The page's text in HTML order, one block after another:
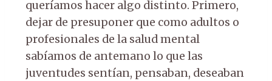
queríamos hacer algo distinto. Primero,
dejar de presuponer que como adultos o
profesionales de la salud mental
sabíamos de antemano lo que las
juventudes sentían, pensaban, deseaban